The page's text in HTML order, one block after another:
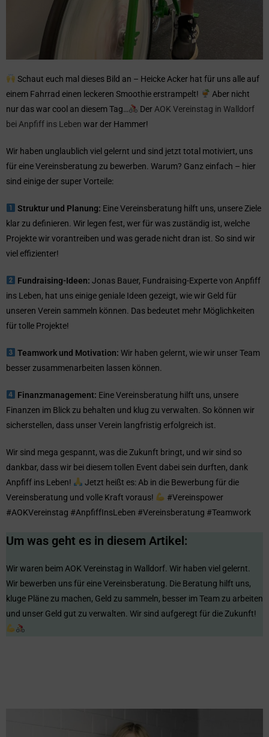
Schaut euch mal dieses Bild an – Heicke Acker hat für uns alle auf
einem Fahrrad einen leckeren Smoothie erstrampelt!
Aber nicht
nur das war cool an diesem Tag…
Der AOK Vereinstag in Walldorf
bei Anpfiff ins Leben war der Hammer!
Wir haben unglaublich viel gelernt und sind jetzt total motiviert, uns
für eine Vereinsberatung zu bewerben. Warum? Ganz einfach – hier
sind einige der super Vorteile:
Struktur und Planung: Eine Vereinsberatung hilft uns, unsere Ziele
klar zu definieren. Wir legen fest, wer für was zuständig ist, welche
Projekte wir vorantreiben und was gerade nicht dran ist. So sind wir
viel effizienter!
Fundraising-Ideen: Jonas Bauer, Fundraising-Experte von Anpfiff
ins Leben, hat uns einige geniale Ideen gezeigt, wie wir Geld für
unseren Verein sammeln können. Das bedeutet mehr Möglichkeiten
für tolle Projekte!
Teamwork und Motivation: Wir haben gelernt, wie wir unser Team
besser zusammenarbeiten lassen können.
Finanzmanagement: Eine Vereinsberatung hilft uns, unsere
Finanzen im Blick zu behalten und klug zu verwalten. So können wir
sicherstellen, dass unser Verein langfristig erfolgreich ist.
Wir sind mega gespannt, was die Zukunft bringt, und wir sind so
dankbar, dass wir bei diesem tollen Event dabei sein durften, dank
Anpfiff ins Leben!
Jetzt heißt es: Ab in die Bewerbung für die
Vereinsberatung und volle Kraft voraus!
#Vereinspower
#AOKVereinstag #AnpfiffInsLeben #Vereinsberatung #Teamwork
Um was geht es in diesem Artikel:
Wir waren beim AOK Vereinstag in Walldorf. Wir haben viel gelernt.
Wir bewerben uns für eine Vereinsberatung. Die Beratung hilft uns,
kluge Pläne zu machen, Geld zu sammeln, besser im Team zu arbeiten
und unser Geld gut zu verwalten. Wir sind aufgeregt für die Zukunft!